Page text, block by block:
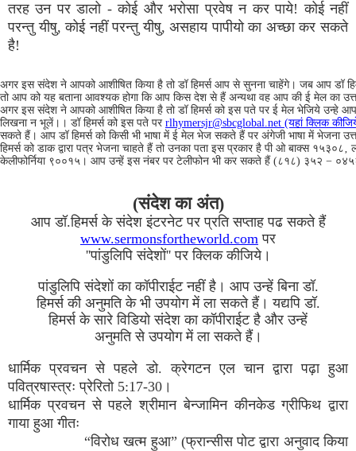
तरह उन पर डालो - कोई और भरोसा प्रवेष न कर पाये! कोई नहीं
परन्‍तु यीषु, कोई नहीं परन्‍तु यीषु, असहाय पापीयो का अच्‍छा कर सकते
है!
अगर इस संदेश ने आपको आशीषित किया है तो डॉ हिमर्स आप से सुनना चाहेंगे। जब आप डॉ
तो आप को यह बताना आवश्यक होगा कि आप किस देश से हैं अन्यथा वह आप की ई मेल का
अगर इस संदेश ने आपको आशीषित किया है तो डॉ हिमर्स को इस पते पर ई मेल भेजिये उन्हे
लिखना न भूलें।। डॉ हिमर्स को इस पते पर rlhymersjr@sbcglobal.net (यहां क्लिक
सकते हैं। आप डॉ हिमर्स को किसी भी भाषा में ई मेल भेज सकते हैं पर अंगेजी भाषा में भेजना
हिमर्स को डाक द्वारा पत्र भेजना चाहते हैं तो उनका पता इस प्रकार है पी ओ बाक्स १५३०८‚
केलीफोर्निया ९००१५। आप उन्हें इस नंबर पर टेलीफोन भी कर सकते हैं (८१८) ३५२ −
(संदेश का अंत)
आप डॉ.हिमर्स के संदेश इंटरनेट पर प्रति सप्ताह पढ सकते हैं
www.sermonsfortheworld.com पर
''पांडुलिपि संदेशों'' पर क्लिक कीजिये।
पांडुलिपि संदेशों का कॉपीराईट नहीं है। आप उन्हें बिना डॉ.
हिमर्स की अनुमति के भी उपयोग में ला सकते हैं। यद्यपि डॉ.
हिमर्स के सारे विडियो संदेश का कॉपीराईट है और उन्हें
अनुमति से उपयोग में ला सकते हैं।
धार्मिक प्रवचन से पहले डो. क्रेगटन एल चान द्वारा पढ़ा हुआ
पवित्रषास्‍त्रः प्रेरितो 5:17-30।
धार्मिक प्रवचन से पहले श्रीमान बेन्‍जामिन कीनकेड ग्रीफिथ द्वारा
गाया हुआ गीतः
“विरोध खत्‍म हुआ” (फ्रान्‍सीस पोट द्वारा अनुवाद किया